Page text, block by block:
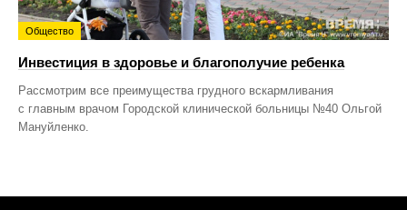
Общество
Инвестиция в здоровье и благополучие ребенка
Рассмотрим все преимущества грудного вскармливания
с главным врачом Городской клинической больницы №40 Ольгой
Мануйленко.